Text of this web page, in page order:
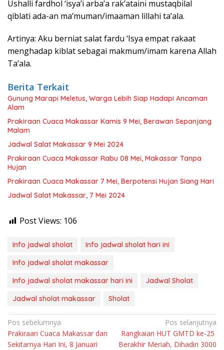
Ushalli fardhol ‘isya’i arba’a rak’ataini mustaqbilal
qiblati ada-an ma’muman/imaaman lillahi ta’ala.
Artinya: Aku berniat salat fardu ‘Isya empat rakaat
menghadap kiblat sebagai makmum/imam karena Allah
Ta’ala.
Berita Terkait
Gunung Marapi Meletus, Warga Lebih Siap Hadapi Ancaman
Prakiraan Cuaca Makassar Kamis 9 Mei, Berawan Sepanjang
Malam
Jadwal Salat Makassar 9 Mei 2024
Prakiraan Cuaca Makassar Rabu 08 Mei, Makassar Tanpa
Hujan
Prakiraan Cuaca Makassar 7 Mei, Berpotensi Hujan Siang Hari
Jadwal Salat Makassar, 7 Mei 2024
Post Views: 106
Info jadwal sholat
Info jadwal sholat hari ini
Info jadwal sholat makassar
Info jadwal sholat makassar hari ini
Jadwal Sholat
Jadwal sholat makassar
Sholat
Navigasi
pos
Pos sebelumnya
Prakiraan Cuaca Makassar dan
Sekitarnya Hari Ini, 8 Januari
Pos selanjutnya
Rangkaian HUT GMTD ke-25
Berakhir Meriah, Dihadiri 3000